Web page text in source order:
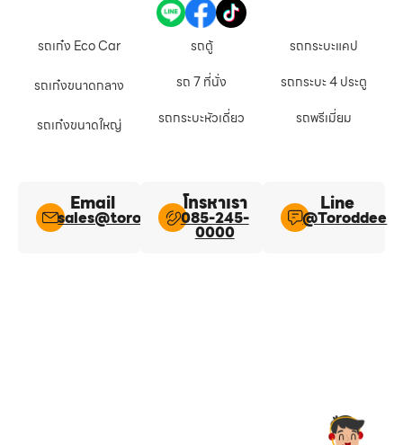
รถเก๋ง Eco Car
รถเก๋งขนาดกลาง
รถเก๋งขนาดใหญ่
รถตู้
รถ 7 ที่นั่ง
รถกระบะหัวเดี่ยว
รถกระบะแคป
รถกระบะ 4 ประตู
รถพรีเมี่ยม
Email
sales@toroddee.com
โทรหาเรา
085-245-
0000
Line​
@Toroddee​